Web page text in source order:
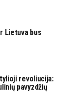
Lietuva bus
revoliucija:
pavyzdžių